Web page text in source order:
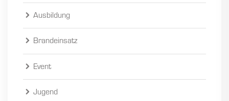
Ausbildung
Brandeinsatz
Event
Jugend